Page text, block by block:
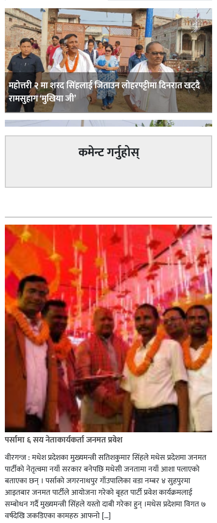
महोत्तरी २ मा शरद सिंहलाई जिताउन लोहरपट्टीमा दिनरात खट्दै
रामसुहाग ‘मुखिया जी’
सिराहा-२ मा संजय यादव भिड्ने !
रक्तदान सेवामा जिल्लामै दोस्रो स्थान ल्याएकोमा जनमत नेताद्वय
रेडक्रस सिराहा द्वारा सम्मानित
कमेन्ट गर्नुहोस्
पर्सामा ६ सय नेताकार्यकर्ता जनमत प्रवेश
वीरगन्ज : मधेश प्रदेशका मुख्यमन्त्री सतिशकुमार सिंहले मधेस प्रदेशमा जनमत
पार्टीको नेतृत्वमा नयाँ सरकार बनेपछि मधेसी जनतामा नयाँ आशा पलाएको
बताएका छन् । पर्साको जगरनाथपुर गाँउपालिका वडा नम्बर ४ सुहपुरमा
आइतबार जनमत पार्टीले आयोजना गरेको बृहत पार्टी प्रवेश कार्यक्रमलाई
सम्बोधन गर्दै मुख्यमन्त्री सिंहले यस्तो दाबी गरेका हुन् ।मधेस प्रदेशमा विगत ७
वर्षदेखि जकडिएका कामहरु आफनो […]